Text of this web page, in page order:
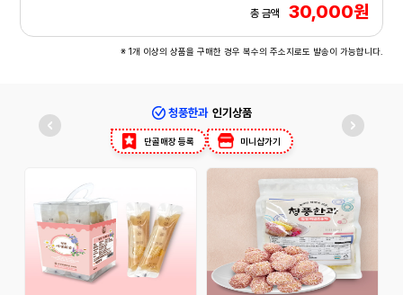
총 금액 30,000원
※ 1개 이상의 상품을 구매한 경우 복수의 주소지로도 발송이 가능합니다.
청풍한과 인기상품
단골매장 등록 미니샵가기